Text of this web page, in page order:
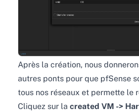
Après la création, nous
autres ponts pour que pfSense
tous nos réseaux et permette le
Cliquez sur la created VM ->